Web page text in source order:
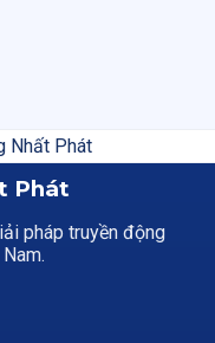
Phát
pháp truyền động